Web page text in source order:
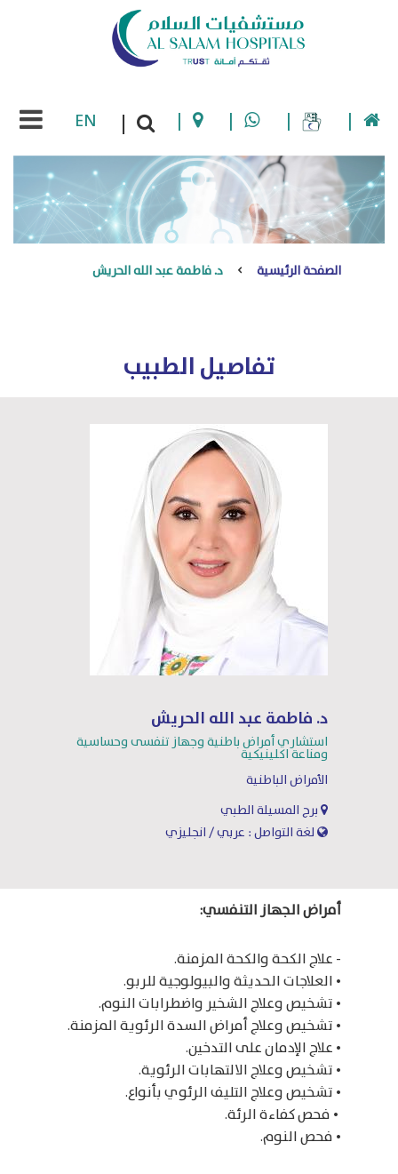
|
|
|
|
|
EN
الصفحة الرئيسية د. فاطمة عبد الله الحريش
تفاصيل الطبيب
د. فاطمة عبد الله الحريش
استشاري أمراض باطنية وجهاز تنفسى وحساسية
ومناعة اكلينيكية
الأمراض الباطنية
برج المسيلة الطبي
لغة التواصل : عربي / انجليزي
أمراض الجهاز التنفسي:
- علاج الكحة والكحة المزمنة.
• العلاجات الحديثة والبيولوجية للربو.
• تشخيص وعلاج الشخير واضطرابات النوم.
• تشخيص وعلاج أمراض السدة الرئوية المزمنة.
• علاج الإدمان على التدخين.
• تشخيص وعلاج الالتهابات الرئوية.
• تشخيص وعلاج التليف الرئوي بأنواع.
• فحص كفاءة الرئة.
• فحص النوم.